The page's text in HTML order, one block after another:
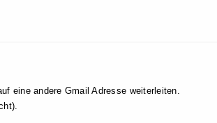
eine andere Gmail Adresse weiterleiten.